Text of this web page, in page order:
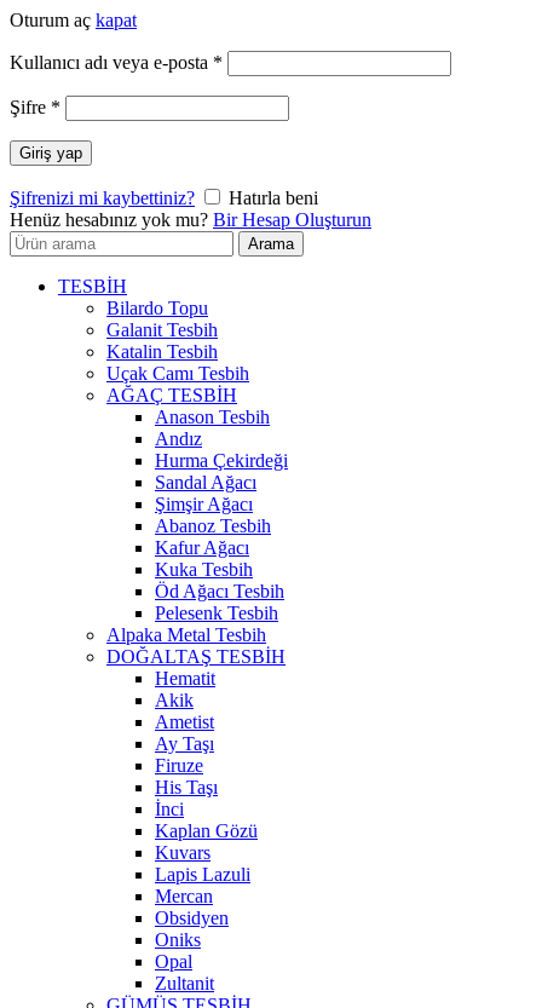
Oturum aç kapat
Kullanıcı adı veya e-posta *
Şifre *
Giriş yap
Şifrenizi mi kaybettiniz?
Hatırla beni
Henüz hesabınız yok mu? Bir Hesap Oluşturun
Arayın:
Arama
TESBİH
Bilardo Topu
Galanit Tesbih
Katalin Tesbih
Uçak Camı Tesbih
AĞAÇ TESBİH
Anason Tesbih
Andız
Hurma Çekirdeği
Sandal Ağacı
Şimşir Ağacı
Abanoz Tesbih
Kafur Ağacı
Kuka Tesbih
Öd Ağacı Tesbih
Pelesenk Tesbih
Alpaka Metal Tesbih
DOĞALTAŞ TESBİH
Hematit
Akik
Ametist
Ay Taşı
Firuze
His Taşı
İnci
Kaplan Gözü
Kuvars
Lapis Lazuli
Mercan
Obsidyen
Oniks
Opal
Zultanit